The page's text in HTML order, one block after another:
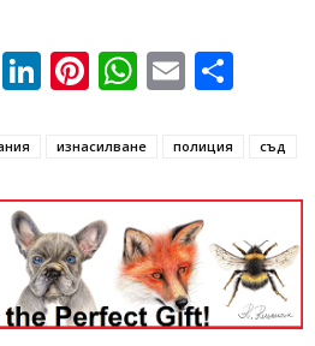
Twitter
LinkedIn
Pinterest
WhatsApp
Email
изнасилване полиция съд